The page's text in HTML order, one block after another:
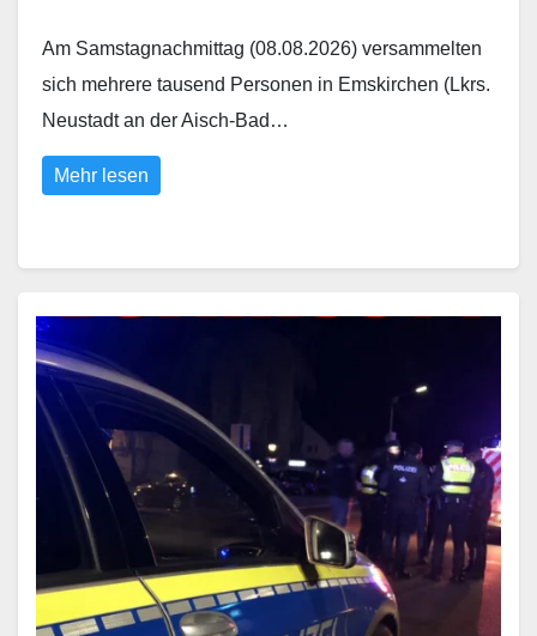
Am Samstagnachmittag (08.08.2026) versammelten
sich mehrere tausend Personen in Emskirchen (Lkrs.
Neustadt an der Aisch-Bad…
Mehr lesen